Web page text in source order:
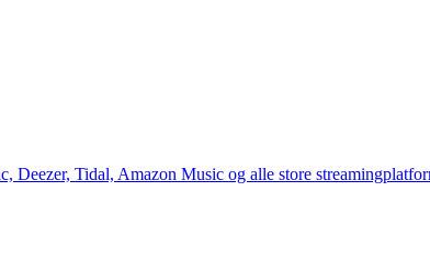
Tidal, Amazon Music og alle store